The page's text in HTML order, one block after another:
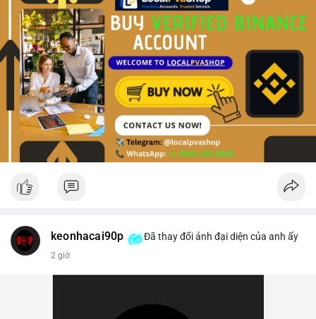
keonhacai90p Đã thay đổi ảnh đại diện của anh ấy
2 giờ